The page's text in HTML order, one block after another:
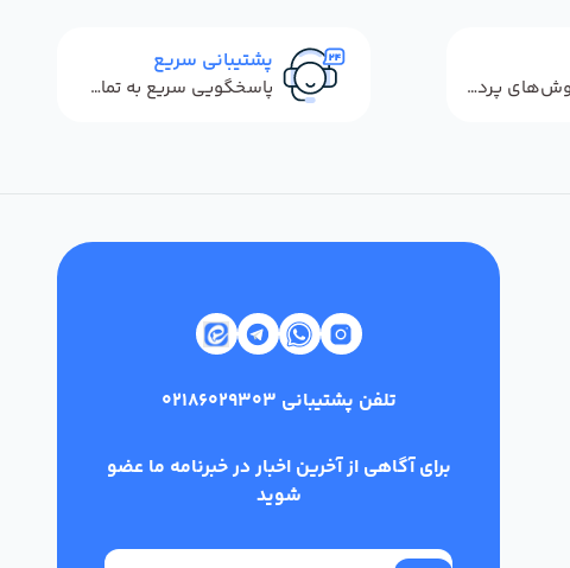
استفاده از روش‌های پرداخت امن
پشتیبانی سریع
پاسخگویی سریع به تماس‌ها و پیام‌ها
تلفن پشتیبانی 02186029303
برای آگاهی از آخرین اخبار در خبرنامه ما عضو
شوید